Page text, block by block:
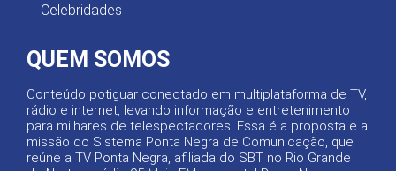
Celebridades
QUEM SOMOS
Conteúdo potiguar conectado em multiplataforma de TV,
rádio e internet, levando informação e entretenimento
para milhares de telespectadores. Essa é a proposta e a
missão do Sistema Ponta Negra de Comunicação, que
reúne a TV Ponta Negra, afiliada do SBT no Rio Grande